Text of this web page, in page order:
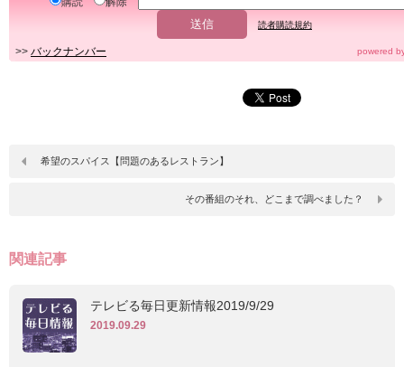
読者購読規約
>> バックナンバー powered
希望のスパイス【問題のあるレストラン】
その番組のそれ、どこまで調べました？
関連記事
テレビる毎日更新情報2019/9/29
2019.09.29